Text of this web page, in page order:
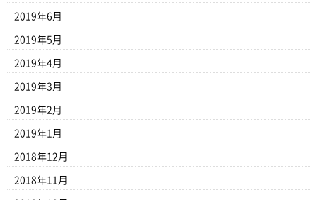
2019年6月
2019年5月
2019年4月
2019年3月
2019年2月
2019年1月
2018年12月
2018年11月